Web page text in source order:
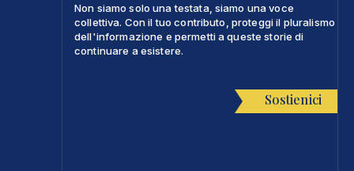
Non siamo solo una testata, siamo una voce
collettiva. Con il tuo contributo, proteggi il pluralismo
dell'informazione e permetti a queste storie di
continuare a esistere.
Sostienici